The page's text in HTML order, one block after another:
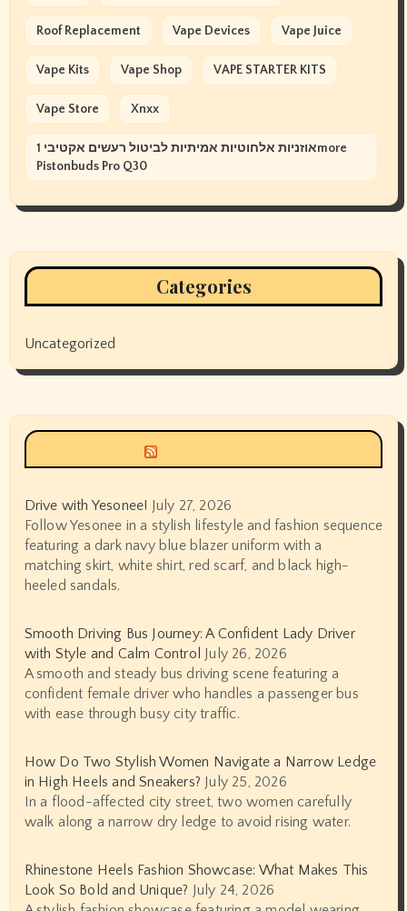
Roof Replacement Vape Devices Vape Juice
Vape Kits Vape Shop VAPE STARTER KITS
Vape Store Xnxx
אוזניות אלחוטיות אמיתיות לביטול רעשים אקטיבי 1more
Pistonbuds Pro Q30
Categories
Uncategorized
Drive with Yesonee! July 27, 2026
Follow Yesonee in a stylish lifestyle and fashion sequence
featuring a dark navy blue blazer uniform with a
matching skirt, white shirt, red scarf, and black high-
heeled sandals.
Smooth Driving Bus Journey: A Confident Lady Driver
with Style and Calm Control July 26, 2026
A smooth and steady bus driving scene featuring a
confident female driver who handles a passenger bus
with ease through busy city traffic.
How Do Two Stylish Women Navigate a Narrow Ledge
in High Heels and Sneakers? July 25, 2026
In a flood-affected city street, two women carefully
walk along a narrow dry ledge to avoid rising water.
Rhinestone Heels Fashion Showcase: What Makes This
Look So Bold and Unique? July 24, 2026